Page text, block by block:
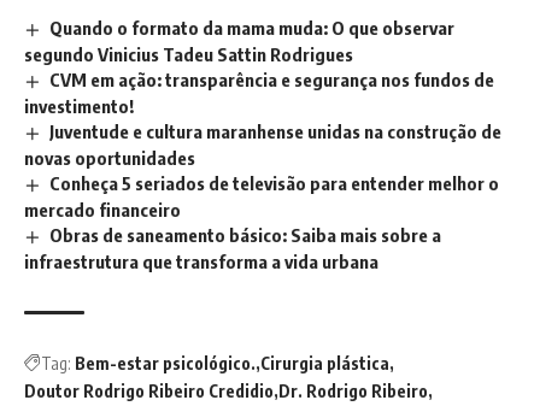
Quando o formato da mama muda: O que observar
segundo Vinicius Tadeu Sattin Rodrigues
CVM em ação: transparência e segurança nos fundos de
investimento!
Juventude e cultura maranhense unidas na construção de
novas oportunidades
Conheça 5 seriados de televisão para entender melhor o
mercado financeiro
Obras de saneamento básico: Saiba mais sobre a
infraestrutura que transforma a vida urbana
Tag: Bem-estar psicológico. Cirurgia plástica
Doutor Rodrigo Ribeiro Credidio Dr. Rodrigo Ribeiro